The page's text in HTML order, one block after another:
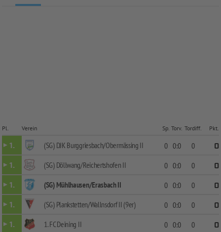
Pl. Verein Sp. Torv. Tordiff. Pkt.
1. (SG) DJK Burggriesbach/Obermässing II 0 0:0 0
0
1.
(SG) Döllwang/Reichertshofen II 0 0:0 0
0
1.
(SG) Mühlhausen/Erasbach II 0 0:0 0
0
1.
(SG) Plankstetten/Wallnsdorf II (9er) 0 0:0 0
0
1.
1. FC Deining II 0 0:0 0 0